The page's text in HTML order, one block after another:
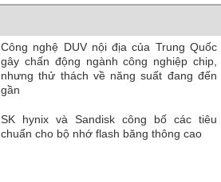
Công nghệ DUV nội địa của Trung Quốc
gây chấn động ngành công nghiệp chip,
nhưng thử thách về năng suất đang đến
gần
SK hynix và Sandisk công bố các tiêu
chuẩn cho bộ nhớ flash băng thông cao